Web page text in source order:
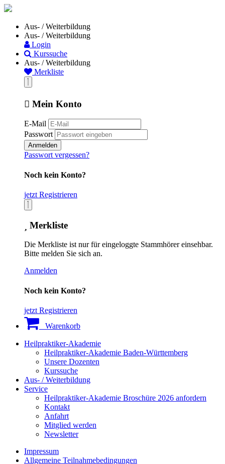
Aus- / Weiterbildung
Aus- / Weiterbildung
Login
Kurssuche
Aus- / Weiterbildung
Merkliste
Mein Konto
E-Mail
Passwort
Anmelden
Passwort vergessen?
Noch kein Konto?
jetzt Registrieren
Merkliste
Die Merkliste ist nur für eingeloggte Stammhörer einsehbar.
Bitte melden Sie sich an.
Anmelden
Noch kein Konto?
jetzt Registrieren
Warenkorb
Heilpraktiker-Akademie
Heilpraktiker-Akademie Baden-Württemberg
Unsere Dozenten
Kurssuche
Aus- / Weiterbildung
Service
Heilpraktiker-Akademie Broschüre 2026 anfordern
Kontakt
Anfahrt
Mitglied werden
Newsletter
Impressum
Allgemeine Teilnahmebedingungen